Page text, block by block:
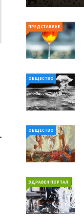
ПРЕДСТАВЯНЕ
ОБЩЕСТВО
ОБЩЕСТВО
ЗДРАВЕН ПОРТАЛ